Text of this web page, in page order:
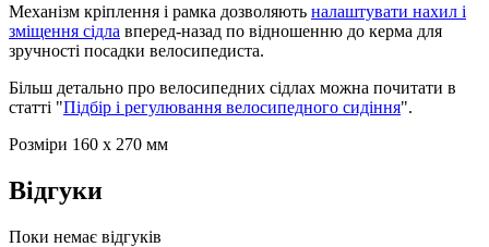
Механізм кріплення і рамка дозволяють налаштувати нахил і
зміщення сідла вперед-назад по відношенню до керма для
зручності посадки велосипедиста.
Більш детально про велосипедних сідлах можна почитати в
статті "Підбір і регулювання велосипедного сидіння".
Розміри 160 х 270 мм
Відгуки
Поки немає відгуків